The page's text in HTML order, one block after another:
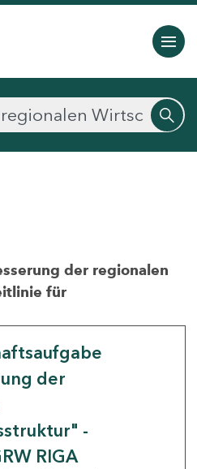
der regionalen
für
der
-
RIGA